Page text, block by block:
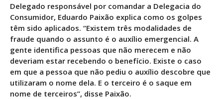
Delegado responsável por comandar a Delegacia do
Consumidor, Eduardo Paixão explica como os golpes
têm sido aplicados. “Existem três modalidades de
fraude quando o assunto é o auxílio emergencial. A
gente identifica pessoas que não merecem e não
deveriam estar recebendo o benefício. Existe o caso
em que a pessoa que não pediu o auxílio descobre que
utilizaram o nome dela. E o terceiro é o saque em
nome de terceiros”, disse Paixão.